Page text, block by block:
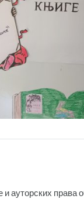
и ауторских